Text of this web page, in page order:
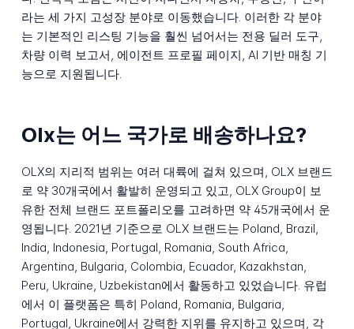
라는 세 가지 고성장 분야로 이동했습니다. 이러한 각 분야
는 기본적인 리스팅 기능을 훨씬 넘어서는 전용 딜러 도구,
차량 이력 보고서, 에이전트 프로필 페이지, AI 기반 매칭 기
능으로 지원됩니다.
Olx는 어느 국가로 배송하나요?
OLX의 지리적 범위는 여러 대륙에 걸쳐 있으며, OLX 브랜드
로 약 30개국에서 활발히 운영되고 있고, OLX Group이 보
유한 전체 브랜드 포트폴리오를 고려하면 약 45개국에서 운
영됩니다. 2021년 기준으로 OLX 브랜드는 Poland, Brazil,
India, Indonesia, Portugal, Romania, South Africa,
Argentina, Bulgaria, Colombia, Ecuador, Kazakhstan,
Peru, Ukraine, Uzbekistan에서 활동하고 있었습니다. 유럽
에서 이 플랫폼은 특히 Poland, Romania, Bulgaria,
Portugal, Ukraine에서 강력한 지위를 유지하고 있으며, 각